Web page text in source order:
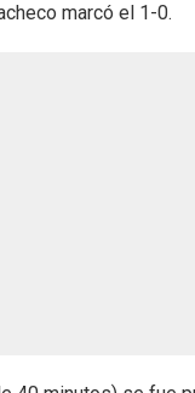
marcó el 1-0.